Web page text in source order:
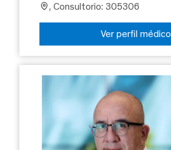
, Consultorio: 305306
Ver perfil médico